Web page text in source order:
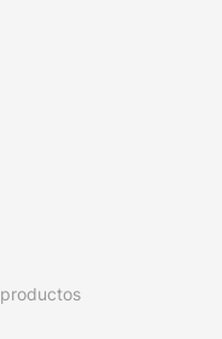
productos